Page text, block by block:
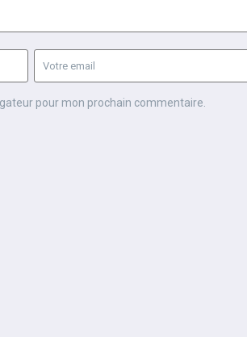
pour mon prochain commentaire.